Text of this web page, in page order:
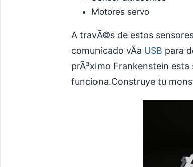
Motores servo
A travÃ©s de estos
comunicado vÃ­a USB para
prÃ³ximo Frankenstein
funciona.Construye tu